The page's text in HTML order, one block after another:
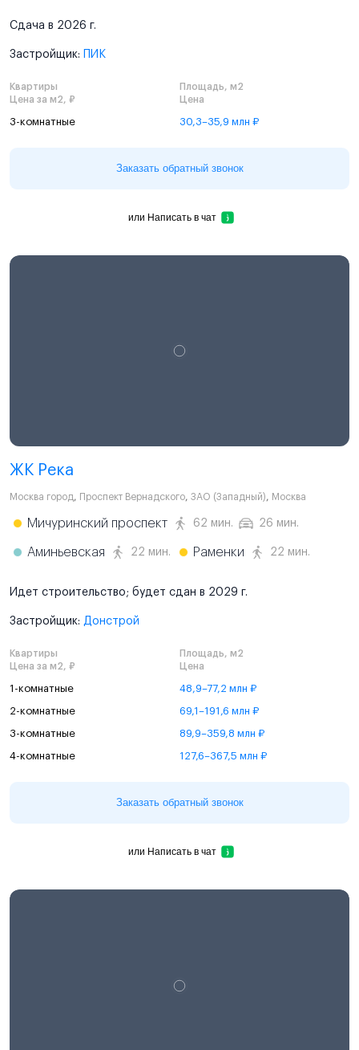
Сдача в 2026 г.
Застройщик: ПИК
Квартиры
Площадь, м2
Цена за м2, ₽
Цена
3-комнатные 30,3–35,9 млн ₽
Заказать обратный звонок
или Написать в чат
ЖК Река
Москва город, Проспект Вернадского, ЗАО (Западный), Москва
Мичуринский проспект 62 мин. 26 мин.
Аминьевская 22 мин. Раменки 22 мин.
Идет строительство; будет сдан в 2029 г.
Застройщик: Донстрой
Квартиры
Площадь, м2
Цена за м2, ₽
Цена
1-комнатные 48,9–77,2 млн ₽
2-комнатные 69,1–191,6 млн ₽
3-комнатные 89,9–359,8 млн ₽
4-комнатные 127,6–367,5 млн ₽
Заказать обратный звонок
или Написать в чат